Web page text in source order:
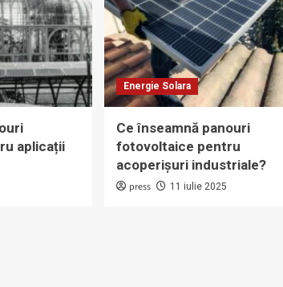
aplicații
Energie Solara
Ce înseamnă panouri
fotovoltaice pentru
acoperișuri industriale?
press 11 iulie 2025